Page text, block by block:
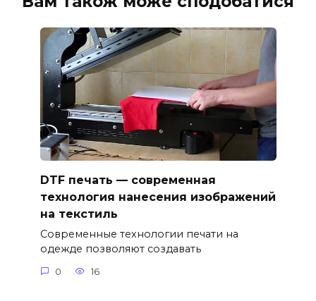
DTF печать — современная
технология нанесения изображений
на текстиль
Современные технологии печати на
одежде позволяют создавать
0 16